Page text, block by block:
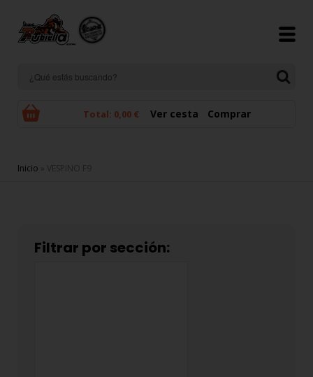
Total: 0,00 € Ver cesta Comprar
Se encuentra usted aquí
Inicio » VESPINO F9
Filtrar por sección: